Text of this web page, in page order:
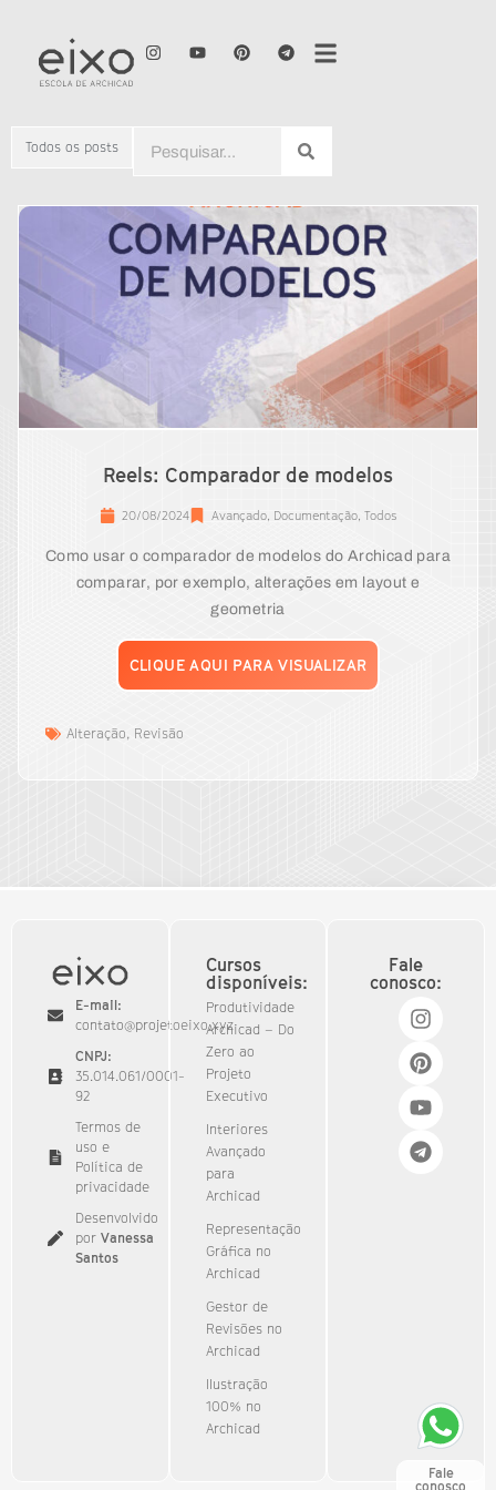
Fale
conosco
Todos os posts
Reels: Comparador de modelos
20/08/2024 Avançado Documentação Todos
Como usar o comparador de modelos do Archicad para
comparar, por exemplo, alterações em layout e
geometria
CLIQUE AQUI PARA VISUALIZAR
Alteração, Revisão
E-mail:
contato@projetoeixo.xyz
CNPJ:
35.014.061/0001-
92​
Termos de
uso e
Política de
privacidade
Desenvolvido
por Vanessa
Santos
Cursos
disponíveis:
Produtividade
Archicad – Do
Zero ao
Projeto
Executivo
Interiores
Avançado
para
Archicad
Representação
Gráfica no
Archicad
Gestor de
Revisões no
Archicad
Ilustração
100% no
Archicad
Fale
conosco: